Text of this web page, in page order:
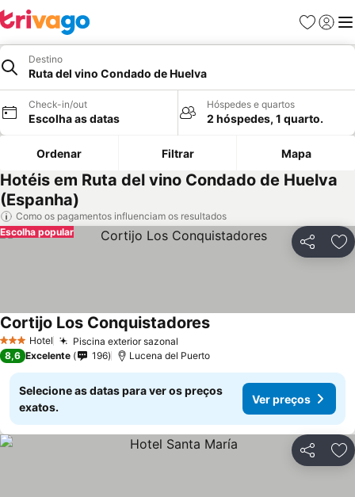
Favoritos
Iniciar
Destino
Ruta del vino Condado de Huelva
Check-in/out
Escolha as datas
Hóspedes e quartos
2 hóspedes, 1 quarto.
Ordenar Filtrar Mapa
Hotéis em Ruta del vino Condado de Huelva
(Espanha)
Como os pagamentos influenciam os resultados
Partilhar
Escolha popular
3 EstrelasHotel Piscina exterior sazonal
Cortijo Los ConquistadoresVer preços
8,6 Excelente 196 Lucena del Puerto
Selecione as datas para ver os preços
exatos.
Ver preços
Partilhar